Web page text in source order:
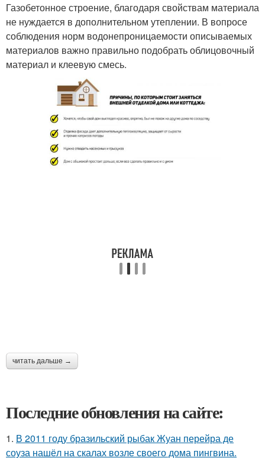
Газобетонное строение, благодаря свойствам материала
не нуждается в дополнительном утеплении. В вопросе
соблюдения норм водонепроницаемости описываемых
материалов важно правильно подобрать облицовочный
материал и клеевую смесь.
читать дальше →
Последние обновления на сайте:
1. В 2011 году бразильский рыбак Жуан перейра де
соуза нашёл на скалах возле своего дома пингвина.